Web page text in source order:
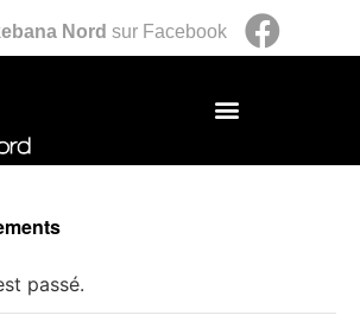
Nord sur Facebook
passé.